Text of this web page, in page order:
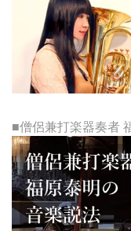
■僧侶兼打楽器奏者